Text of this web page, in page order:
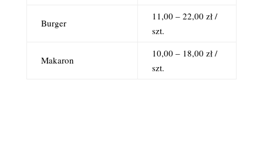
Burger
11,00 – 22,00 zł /
szt.
Makaron
10,00 – 18,00 zł /
szt.